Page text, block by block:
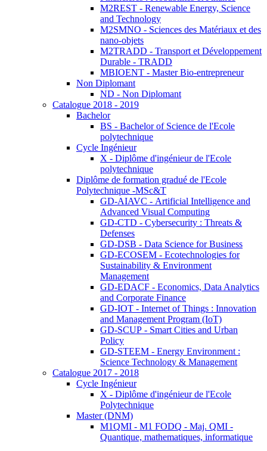
M2REST - Renewable Energy, Science
and Technology
M2SMNO - Sciences des Matériaux et des
nano-objets
M2TRADD - Transport et Développement
Durable - TRADD
MBIOENT - Master Bio-entrepreneur
Non Diplomant
ND - Non Diplomant
Catalogue 2018 - 2019
Bachelor
BS - Bachelor of Science de l'Ecole
polytechnique
Cycle Ingénieur
X - Diplôme d'ingénieur de l'Ecole
polytechnique
Diplôme de formation gradué de l'Ecole
Polytechnique -MSc&T
GD-AIAVC - Artificial Intelligence and
Advanced Visual Computing
GD-CTD - Cybersecurity : Threats &
Defenses
GD-DSB - Data Science for Business
GD-ECOSEM - Ecotechnologies for
Sustainability & Environment
Management
GD-EDACF - Economics, Data Analytics
and Corporate Finance
GD-IOT - Internet of Things : Innovation
and Management Program (IoT)
GD-SCUP - Smart Cities and Urban
Policy
GD-STEEM - Energy Environment :
Science Technology & Management
Catalogue 2017 - 2018
Cycle Ingénieur
X - Diplôme d'ingénieur de l'Ecole
Polytechnique
Master (DNM)
M1QMI - M1 FODQ - Maj. QMI -
Quantique, mathematiques, informatique